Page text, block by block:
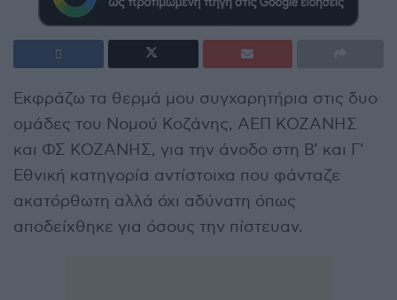
Εκφράζω τα θερμά μου συγχαρητήρια στις δυο
ομάδες του Νομού Κοζάνης, ΑΕΠ ΚΟΖΑΝΗΣ
και ΦΣ ΚΟΖΑΝΗΣ, για την άνοδο στη Β’ και Γ’
Εθνική κατηγορία αντίστοιχα που φάνταζε
ακατόρθωτη αλλά όχι αδύνατη όπως
αποδείχθηκε για όσους την πίστευαν.